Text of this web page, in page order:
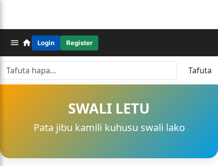
Login Register
Tafuta
SWALI LETU
Pata jibu kamili kuhusu swali lako